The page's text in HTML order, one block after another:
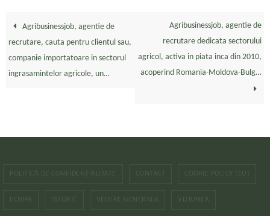
Agribusinessjob, agentie de
recrutare, cauta pentru clientul sau,
companie importatoare in sectorul
ingrasamintelor agricole, un…
Agribusinessjob, agentie de
recrutare dedicata sectorului
agricol, activa in piata inca din 2010,
acoperind Romania-Moldova-Bulg…
POLITICĂ DE CONFIDENȚIALITATE CONTACT COOKIE POLICY (EU)
ECHIPA ISTORIC VEDERE GENERALA VIZIUNEA